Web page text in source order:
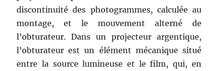
discontinuité des photogrammes, calculée au
montage, et le mouvement alterné de
l’obturateur. Dans un projecteur argentique,
l’obturateur est un élément mécanique situé
entre la source lumineuse et le film, qui, en